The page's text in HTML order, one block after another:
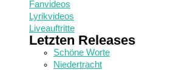
Fanvideos
Lyrikvideos
Liveauftritte
Letzten Releases
Schöne Worte
Niedertracht